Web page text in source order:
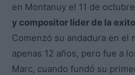
en Montanuy el 11 de
y compositor líder de la
Comenzó su andadura en el
apenas 12 años, pero fue a
Marc, cuando fundó su